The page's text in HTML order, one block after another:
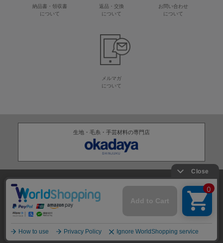
納品書・領収書
について
返品・交換
について
お問い合わせ
について
メルマガ
について
生地・毛糸・手芸材料の専門店
会社概要 採用情報
特定商取引法に基づく表記 サイトマップ
2012-2026OKADAYA CO.,LTD.